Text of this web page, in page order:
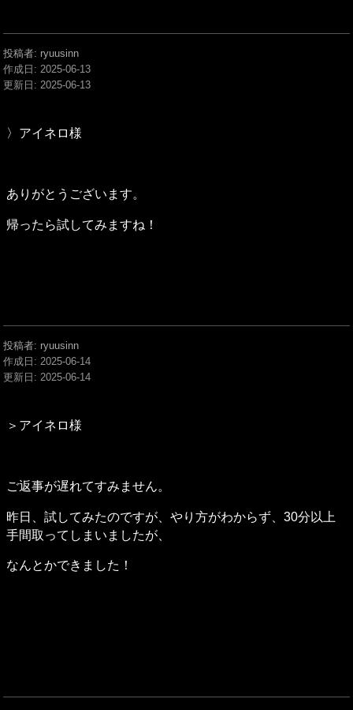
投稿者: ryuusinn
作成日: 2025-06-13
更新日: 2025-06-13
〉アイネロ様
ありがとうございます。
帰ったら試してみますね！
投稿者: ryuusinn
作成日: 2025-06-14
更新日: 2025-06-14
＞アイネロ様
ご返事が遅れてすみません。
昨日、試してみたのですが、やり方がわからず、30分以上
手間取ってしまいましたが、
なんとかできました！